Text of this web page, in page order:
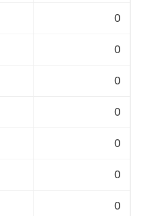
0
0
0
0
0
0
0